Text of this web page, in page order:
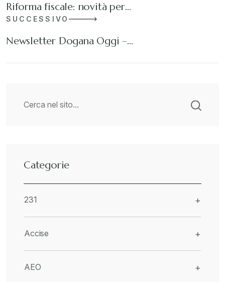
Riforma fiscale: novità per…
SUCCESSIVO
Newsletter Dogana Oggi –…
Categorie
231 +
Accise +
AEO +